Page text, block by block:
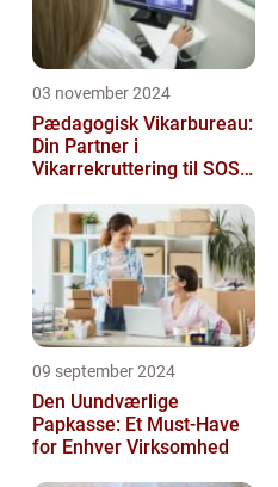
03 november 2024
Pædagogisk Vikarbureau:
Din Partner i
Vikarrekruttering til SOSU
09 september 2024
Den Uundværlige
Papkasse: Et Must-Have
for Enhver Virksomhed